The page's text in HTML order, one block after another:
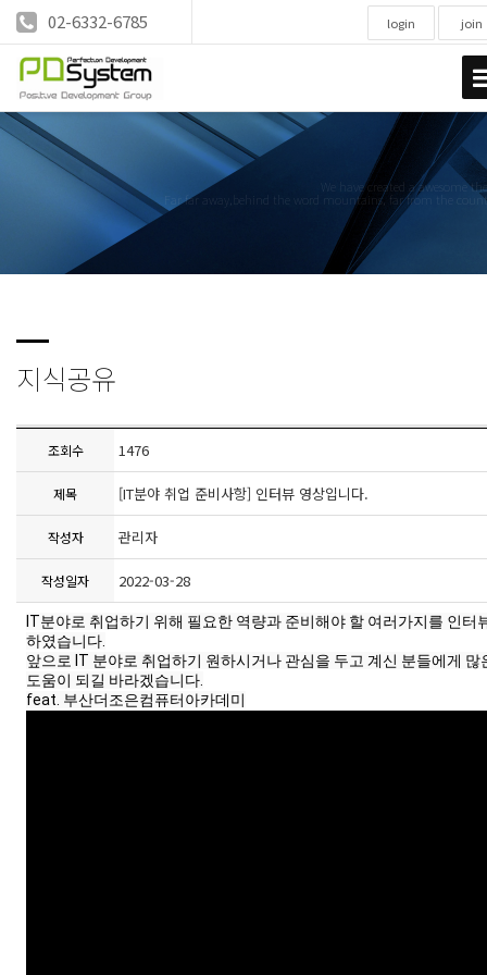
02-6332-6785 login join
We have created a awesome
Far far away,behind the word mountains, far from the
지식공유
조회수 1476
제목 [IT분야 취업 준비사항] 인터뷰 영상입니다.
작성자 관리자
작성일자 2022-03-28
IT분야로 취업하기 위해 필요한 역량과 준비해야 할 여러가지를 인터
하였습니다.
앞으로 IT 분야로 취업하기 원하시거나 관심을 두고 계신 분들에게 많
도움이 되길 바라겠습니다.
feat. 부산더조은컴퓨터아카데미